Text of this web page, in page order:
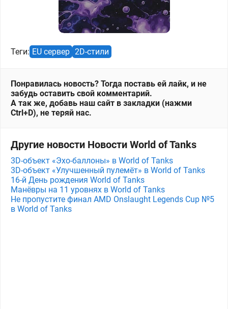
Теги: EU сервер 2D-стили
Понравилась новость? Тогда поставь ей лайк, и не
забудь оставить свой комментарий.
А так же, добавь наш сайт в закладки (нажми
Ctrl+D), не теряй нас.
Другие новости Новости World of Tanks
3D-объект «Эхо-баллоны» в World of Tanks
3D-объект «Улучшенный пулемёт» в World of Tanks
16-й День рождения World of Tanks
Манёвры на 11 уровнях в World of Tanks
Не пропустите финал AMD Onslaught Legends Cup №5
в World of Tanks